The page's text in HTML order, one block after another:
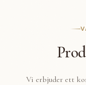
Vi erbjuder ett